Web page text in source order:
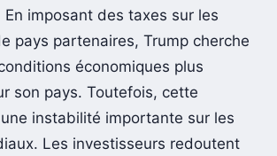
En imposant des taxes sur les
pays partenaires, Trump cherche
économiques plus
son pays. Toutefois, cette
instabilité importante sur les
Les investisseurs redoutent